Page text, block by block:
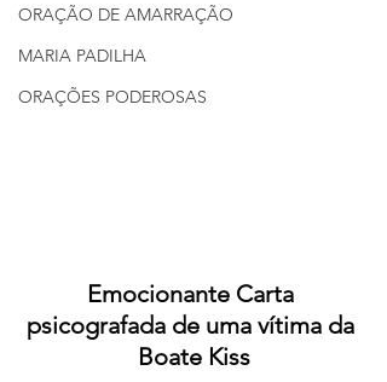
ORAÇÃO DE AMARRAÇÃO
MARIA PADILHA
ORAÇÕES PODEROSAS
Emocionante Carta
psicografada de uma vítima da
Boate Kiss